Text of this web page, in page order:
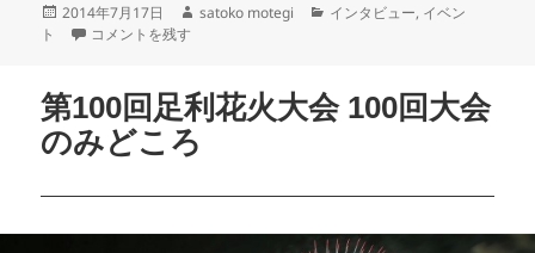
2014年7月17日 satoko motegi インタビュー, イベン
ト
コメントを残す
第100回足利花火大会 100回大会
のみどころ